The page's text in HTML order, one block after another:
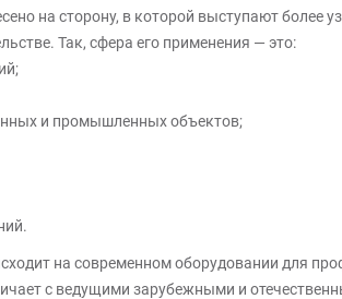
на сторону, в которой выступают
Так, сфера его применения — это:
и промышленных объектов;
на современном оборудовании для
с ведущими зарубежными и